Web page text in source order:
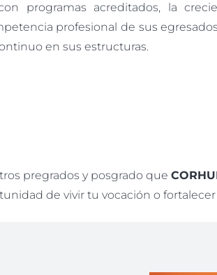
programas acreditados, la
profesional de sus
en sus estructuras.
pregrados y posgrado que
de vivir tu vocación o